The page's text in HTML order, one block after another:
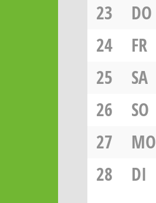
23
DO
24
FR
25
SA
26
SO
27
MO
28
DI